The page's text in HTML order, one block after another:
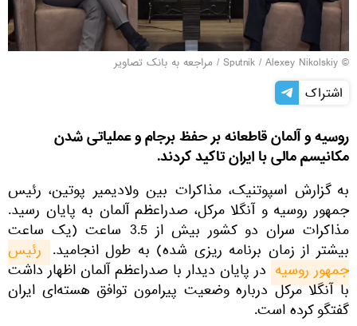
© Sputnik / Alexey Nikolskiy
/ مراجعه به بانک تصاویر
اشتراک
روسیه و آلمان قاطعانه بر حفظ برجام و عملیاتی شدن
مكانيسم مالی با ایران تاکید کردند.
به گزارش اسپوتنیک، مذاکرات بین ولادیمیر پوتین، رئیس
جمهور روسیه و آنگلا مرکل، صدراعظم آلمان به پایان رسید.
مذاکرات سران دو کشور بیش از 3.5 ساعت (یک ساعت
بیشتر از زمان برنامه ریزی شده) به طول انجامید.
جمهور روسیه در پایان دیدار با صدراعظم آلمان اظهار داشت
با آنگلا مرکل درباره وضعیت پیرامون توافق هسته‌ای ایران
گفتگو کرده است.